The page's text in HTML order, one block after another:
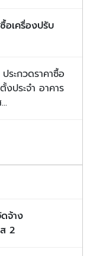
อเครื่องปรับ
ระกวดราคาซื้อ
ประจำ อาคาร
จ้าง
2